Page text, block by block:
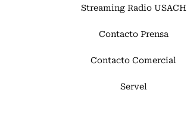
Streaming Radio USACH
Contacto Prensa
Contacto Comercial
Servel